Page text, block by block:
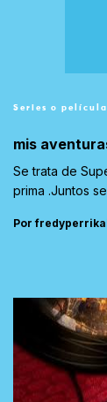
Series o
mis
Se trata de
prima .Juntos
Por